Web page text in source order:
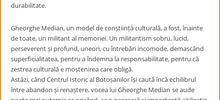
durabilitate.
Gheorghe Median, un model de conștiință culturală, a fost, înainte
de toate, un militant al memoriei. Un militantism sobru, lucid,
perseverent și profund, uneori, cu întrebări incomode, demascând
superficialitatea, pentru a îndemna la responsabilitate, pentru că
zestrea culturală e moștenirea care obligă.
Astăzi, când Centrul Istoric al Botoșanilor își caută încă echilibrul
între abandon și renaștere, vocea lui Gheorghe Median se aude